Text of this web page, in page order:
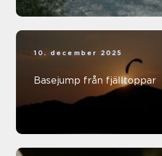
10. december 2025
Basejump från fjälltoppar